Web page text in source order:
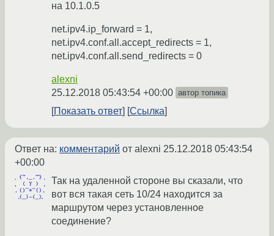
на 10.1.0.5
net.ipv4.ip_forward = 1,
net.ipv4.conf.all.accept_redirects = 1,
net.ipv4.conf.all.send_redirects = 0
alexni
25.12.2018 05:43:54 +00:00 автор топика
Показать ответ Ссылка
Ответ на: комментарий от alexni 25.12.2018 05:43:54
+00:00
Так на удаленной стороне вы сказали, что
вот вся такая сеть 10/24 находится за
маршрутом через установленное
соединение?